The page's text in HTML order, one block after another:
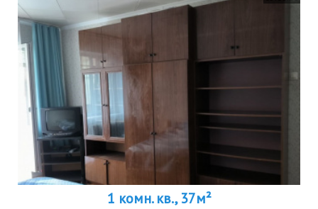
1 комн. кв., 37м²